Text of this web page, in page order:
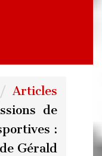
Articles
de
:
Gérald